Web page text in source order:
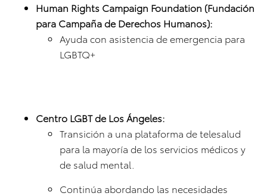
Human Rights Campaign Foundation (Fundación
para Campaña de Derechos Humanos):
Ayuda con asistencia de emergencia para
LGBTQ+
Centro LGBT de Los Ángeles:
Transición a una plataforma de telesalud
para la mayoría de los servicios médicos y
de salud mental.
Continúa abordando las necesidades